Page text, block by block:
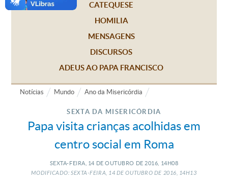
CATEQUESE
HOMILIA
MENSAGENS
DISCURSOS
ADEUS AO PAPA FRANCISCO
Notícias Mundo Ano da Misericórdia
SEXTA DA MISERICÓRDIA
Papa visita crianças acolhidas em
centro social em Roma
SEXTA-FEIRA, 14 DE OUTUBRO DE 2016, 14H08
MODIFICADO: SEXTA-FEIRA, 14 DEOUTUBRO DE 2016, 14H13